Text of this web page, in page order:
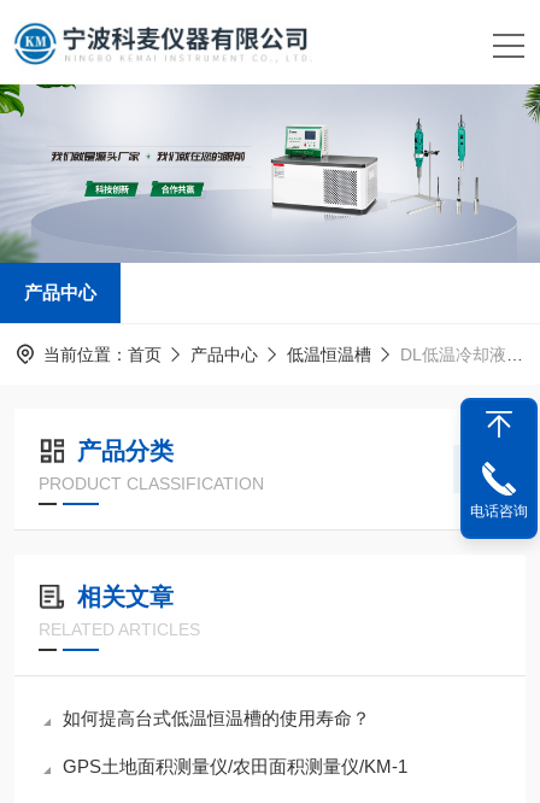
产品中心
当前位置： 首页 产品中心 低温恒温槽 DL低温冷却液循环泵
产品分类
PRODUCT CLASSIFICATION
相关文章
RELATED ARTICLES
如何提高台式低温恒温槽的使用寿命？
GPS土地面积测量仪/农田面积测量仪/KM-1
电话咨询